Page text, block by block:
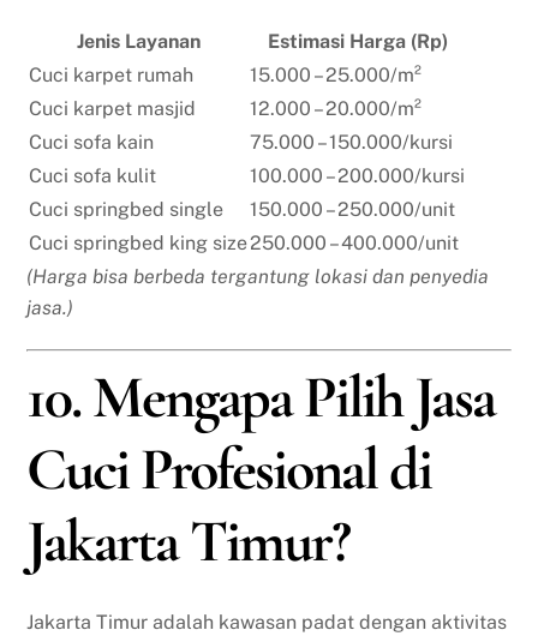
Jenis Layanan
Estimasi Harga (Rp)
Cuci karpet rumah
15.000 – 25.000/m²
Cuci karpet masjid
12.000 – 20.000/m²
Cuci sofa kain
75.000 – 150.000/kursi
Cuci sofa kulit
100.000 – 200.000/kursi
Cuci springbed single
150.000 – 250.000/unit
Cuci springbed king size250.000 – 400.000/unit
(Harga bisa berbeda tergantung lokasi dan penyedia
jasa.)
10. Mengapa Pilih Jasa
Cuci Profesional di
Jakarta Timur?
Jakarta Timur adalah kawasan padat dengan aktivitas